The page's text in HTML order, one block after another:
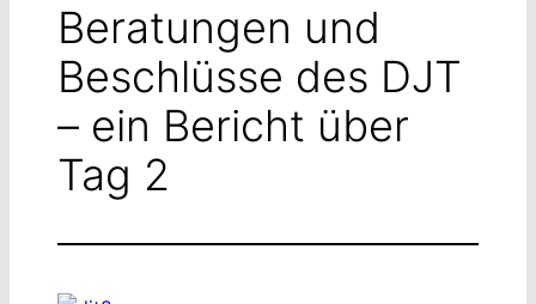
Beratungen und
Beschlüsse des DJT
– ein Bericht über
Tag 2